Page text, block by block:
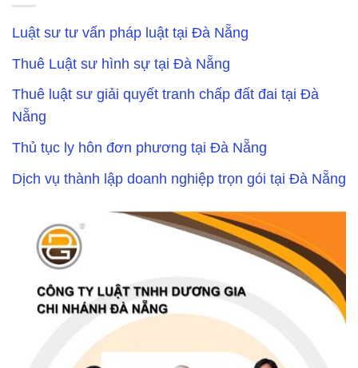
Luật sư tư vấn pháp luật tại Đà Nẵng
Thuê Luật sư hình sự tại Đà Nẵng
Thuê luật sư giải quyết tranh chấp đất đai tại Đà
Nẵng
Thủ tục ly hôn đơn phương tại Đà Nẵng
Dịch vụ thành lập doanh nghiệp trọn gói tại Đà Nẵng